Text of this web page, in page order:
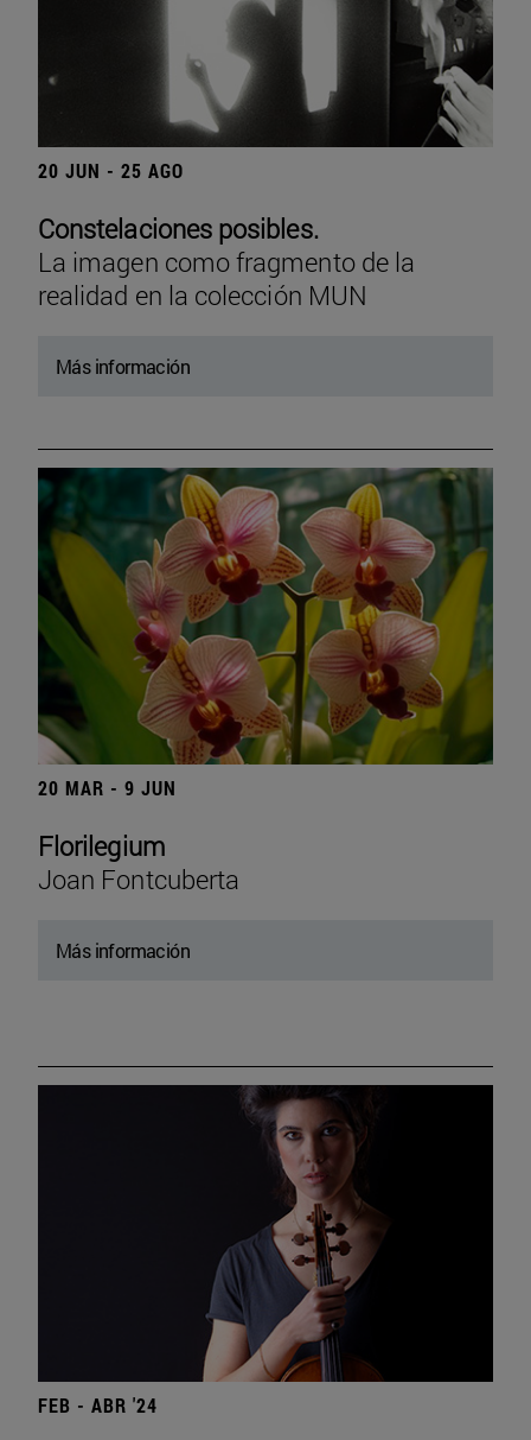
20 JUN - 25 AGO
Constelaciones posibles.
La imagen como fragmento de la
realidad en la colección MUN
Más información
20 MAR - 9 JUN
Florilegium
Joan Fontcuberta
Más información
FEB - ABR '24